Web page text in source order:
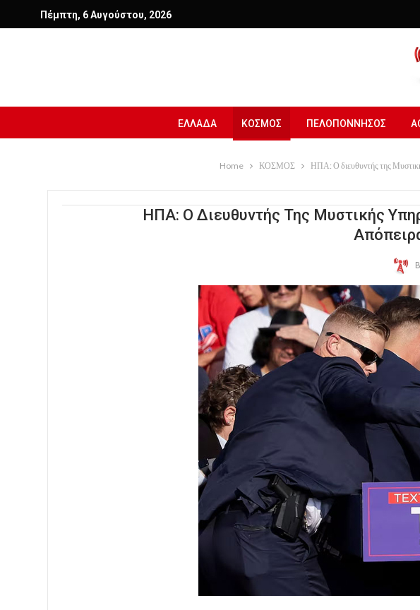
Πέμπτη, 6 Αυγούστου, 2026
ΕΛΛΑΔΑ ΚΟΣΜΟΣ ΠΕΛΟΠΟΝΝΗΣΟΣ
Home ΚΟΣΜΟΣ ΗΠΑ: Ο διευθυντής της
ΗΠΑ: Ο Διευθυντής Της Μυστικής